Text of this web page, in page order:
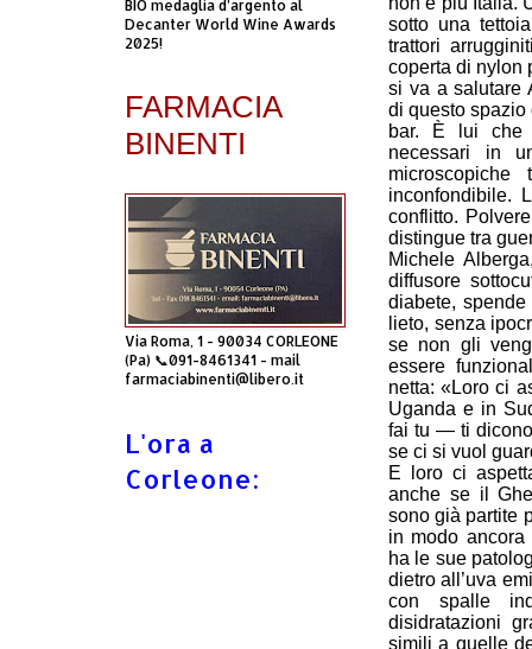
sotto una
trattori
coperta di nylon
si va a salutare
di questo spazio
bar. È lui che
necessari in
inconfondibile.
conflitto.
distingue tra
Michele
diffusore
diabete,
lieto, senza
se non gli
essere
netta: «Loro ci
Uganda e in
fai tu — ti
se ci si vuol
E loro ci
anche se il
sono già partite
in modo ancora
ha le sue
dietro all’uva
con spalle
disidratazioni
simili a quelle
BIO medaglia d’argento al
Decanter World Wine Awards
2025!
FARMACIA
BINENTI
Via Roma, 1 - 90034 CORLEONE
(Pa) 📞091-8461341 - mail
farmaciabinenti@libero.it
L'ora a
Corleone: